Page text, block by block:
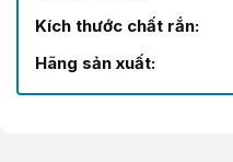
Kích thước chất rắn:
Hãng sản xuất: